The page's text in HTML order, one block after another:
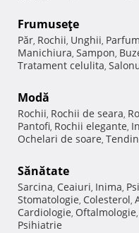
Frumuseţe
Păr, Rochii, Unghii,
Manichiura, Sampon,
Tratament celulita,
Modă
Rochii, Rochii de seara,
Pantofi, Rochii elegante,
Ochelari de soare,
Sănătate
Sarcina, Ceaiuri, Inima,
Stomatologie, Colesterol,
Cardiologie, Oftalmologie,
Psihiatrie